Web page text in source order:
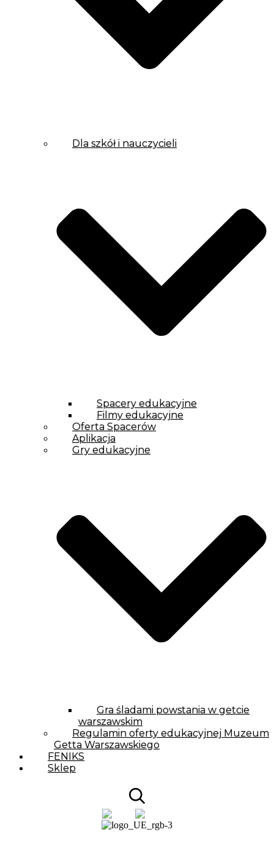
Dla szkół i nauczycieli
Spacery edukacyjne
Filmy edukacyjne
Oferta Spacerów
Aplikacja
Gry edukacyjne
Gra śladami powstania w getcie
warszawskim
Regulamin oferty edukacyjnej Muzeum
Getta Warszawskiego
FENIKS
Sklep